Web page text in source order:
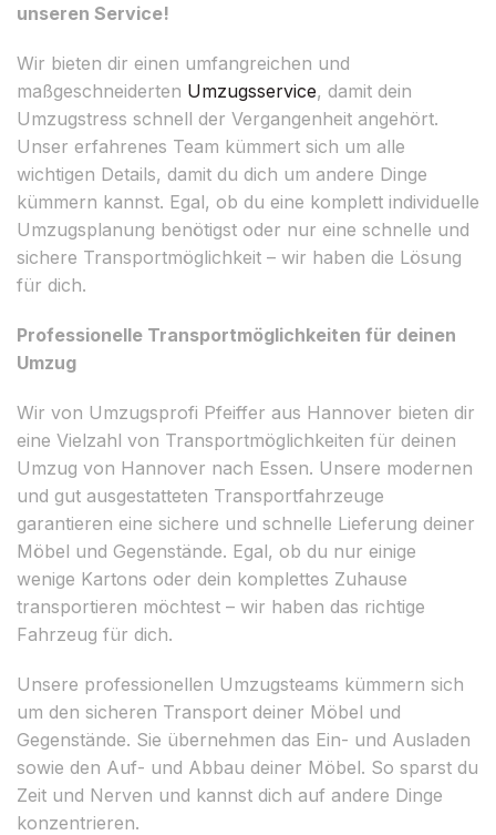
unseren Service!
Wir bieten dir einen umfangreichen und
maßgeschneiderten Umzugsservice, damit dein
Umzugstress schnell der Vergangenheit angehört.
Unser erfahrenes Team kümmert sich um alle
wichtigen Details, damit du dich um andere Dinge
kümmern kannst. Egal, ob du eine komplett individuelle
Umzugsplanung benötigst oder nur eine schnelle und
sichere Transportmöglichkeit – wir haben die Lösung
für dich.
Professionelle Transportmöglichkeiten für deinen
Umzug
Wir von Umzugsprofi Pfeiffer aus Hannover bieten dir
eine Vielzahl von Transportmöglichkeiten für deinen
Umzug von Hannover nach Essen. Unsere modernen
und gut ausgestatteten Transportfahrzeuge
garantieren eine sichere und schnelle Lieferung deiner
Möbel und Gegenstände. Egal, ob du nur einige
wenige Kartons oder dein komplettes Zuhause
transportieren möchtest – wir haben das richtige
Fahrzeug für dich.
Unsere professionellen Umzugsteams kümmern sich
um den sicheren Transport deiner Möbel und
Gegenstände. Sie übernehmen das Ein- und Ausladen
sowie den Auf- und Abbau deiner Möbel. So sparst du
Zeit und Nerven und kannst dich auf andere Dinge
konzentrieren.